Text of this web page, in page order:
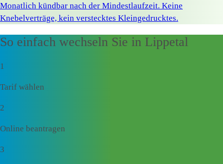
Monatlich kündbar nach der Mindestlaufzeit. Keine
Knebelverträge, kein verstecktes Kleingedrucktes.
So einfach wechseln Sie in Lippetal
1
Tarif wählen
2
Online beantragen
3